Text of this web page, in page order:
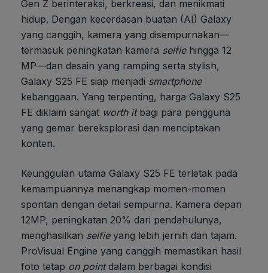
Gen Z berinteraksi, berkreasi, dan menikmati
hidup. Dengan kecerdasan buatan (AI) Galaxy
yang canggih, kamera yang disempurnakan—
termasuk peningkatan kamera selfiehingga 12
MP—dan desain yang ramping serta stylish,
Galaxy S25 FE siap menjadi smartphone
kebanggaan. Yang terpenting, harga Galaxy S25
FE diklaim sangat worth itbagi para pengguna
yang gemar bereksplorasi dan menciptakan
konten.
Keunggulan utama Galaxy S25 FE terletak pada
kemampuannya menangkap momen-momen
spontan dengan detail sempurna. Kamera depan
12MP, peningkatan 20% dari pendahulunya,
menghasilkan selfieyang lebih jernih dan tajam.
ProVisual Engine yang canggih memastikan hasil
foto tetap on pointdalam berbagai kondisi